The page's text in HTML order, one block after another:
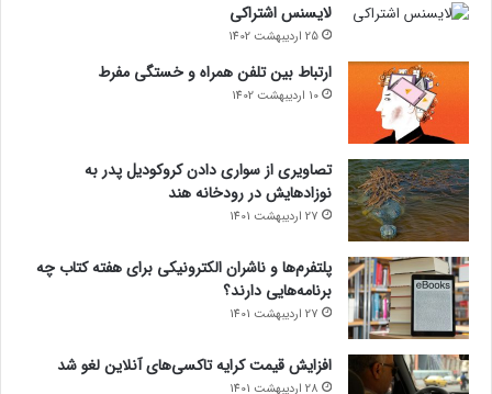
لایسنس اشتراکی
25 اردیبهشت 1402
ارتباط بین تلفن همراه و خستگی مفرط
10 اردیبهشت 1402
تصاویری از سواری دادن کروکودیل پدر به
نوزادهایش در رودخانه هند
27 اردیبهشت 1401
پلتفرم‌ها و ناشران الکترونیکی برای هفته کتاب چه
برنامه‌هایی دارند؟
27 اردیبهشت 1401
افزایش قیمت کرایه تاکسی‌های آنلاین لغو شد
28 اردیبهشت 1401